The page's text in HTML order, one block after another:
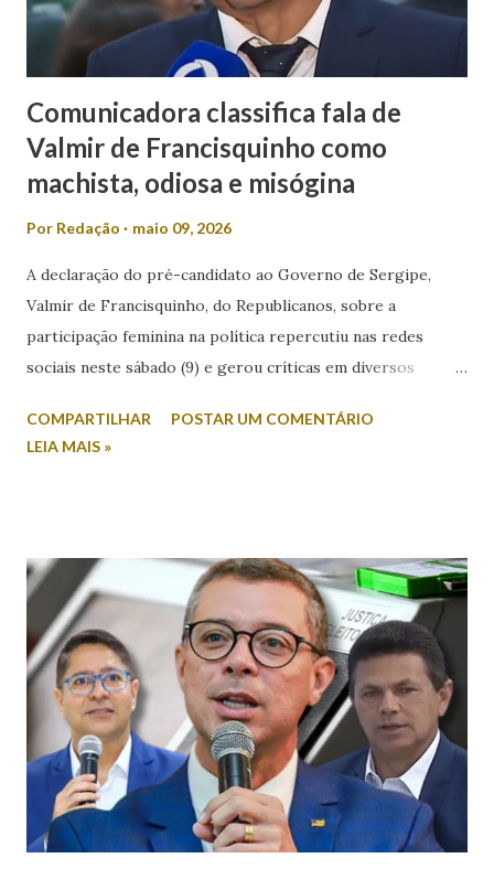
Comunicadora classifica fala de
Valmir de Francisquinho como
machista, odiosa e misógina
Por Redação maio 09, 2026
A declaração do pré-candidato ao Governo de Sergipe,
Valmir de Francisquinho, do Republicanos, sobre a
participação feminina na política repercutiu nas redes
sociais neste sábado (9) e gerou críticas em diversos
Itabaiana FM, Valmir foi questionado sobre a possibilidade
declaração como machista e misógina. Por meio das redes
sociais, Laís afirmou que discursos desse tipo contribuem
para o desrespeito e a exclusão das mulheres dos espaços
de poder. “Em meio a muitos casos de feminicídio,
misoginia e desrespeito, tem pré-candidato espalhando
machismo com as mulheres. Mulher em política, esqueça! É
isso que Valmir de Francisquinho disse ao ser questionado
se a sua mulher poderia ser uma...
COMPARTILHAR
POSTAR UM COMENTÁRIO
LEIA MAIS »